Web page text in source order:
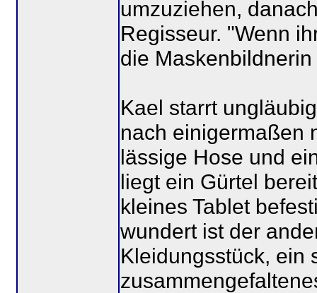
umzuziehen,
Regisseur. "Wenn
die
Kael starrt
nach einigermaßen
lässige Hose und
liegt ein Gürtel
kleines Tablet
wundert ist der
Kleidungsstück, ein